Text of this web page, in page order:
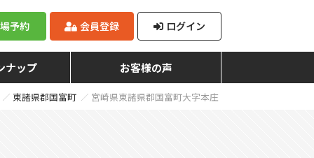
予約 会員登録 ログイン
ナップ お客様の声
東諸県郡国富町 宮崎県東諸県郡国富町大字本庄